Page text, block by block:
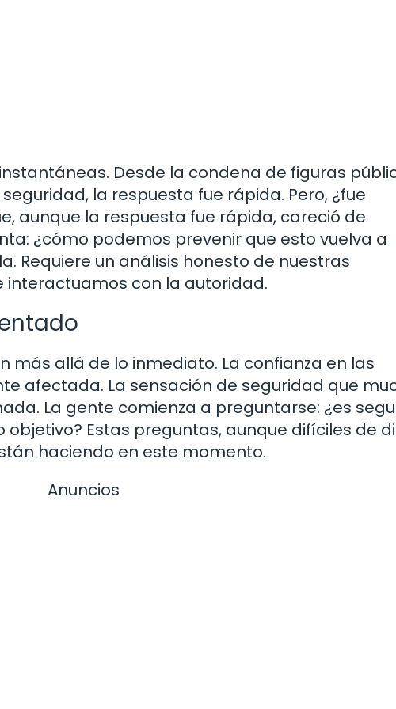
Desde la condena de figuras
la respuesta fue rápida. Pero, ¿fue
aunque la respuesta fue rápida, careció de
¿cómo podemos prevenir que esto vuelva a
Requiere un análisis honesto de nuestras
interactuamos con la autoridad.
más allá de lo inmediato. La confianza en las
afectada. La sensación de seguridad que
La gente comienza a preguntarse: ¿es
objetivo? Estas preguntas, aunque difíciles de
haciendo en este momento.
Anuncios